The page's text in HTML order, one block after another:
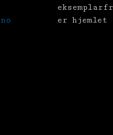
er hjemlet